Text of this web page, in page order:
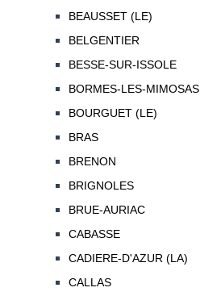
BEAUSSET (LE)
BELGENTIER
BESSE-SUR-ISSOLE
BORMES-LES-MIMOSAS
BOURGUET (LE)
BRAS
BRENON
BRIGNOLES
BRUE-AURIAC
CABASSE
CADIERE-D'AZUR (LA)
CALLAS